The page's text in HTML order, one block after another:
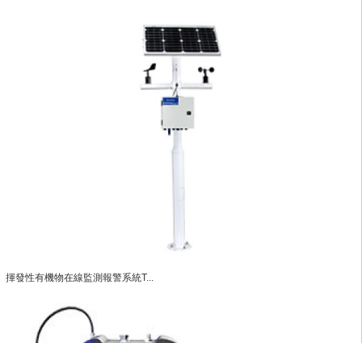
揮發性有機物在線監測報警系統T...